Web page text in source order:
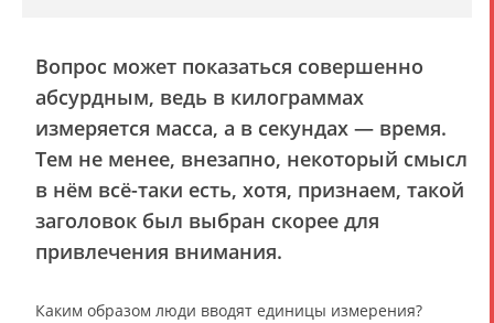
Вопрос может показаться совершенно
абсурдным, ведь в килограммах
измеряется масса, а в секундах — время.
Тем не менее, внезапно, некоторый смысл
в нём всё-таки есть, хотя, признаем, такой
заголовок был выбран скорее для
привлечения внимания.
Каким образом люди вводят единицы измерения?